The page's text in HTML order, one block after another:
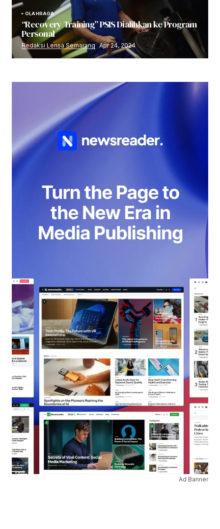
OLAHRAGA
“Recovery Training” PSIS Dialihkan ke Program
Personal
Redaksi Lensa Semarang Apr 24, 2024
Ad Banner